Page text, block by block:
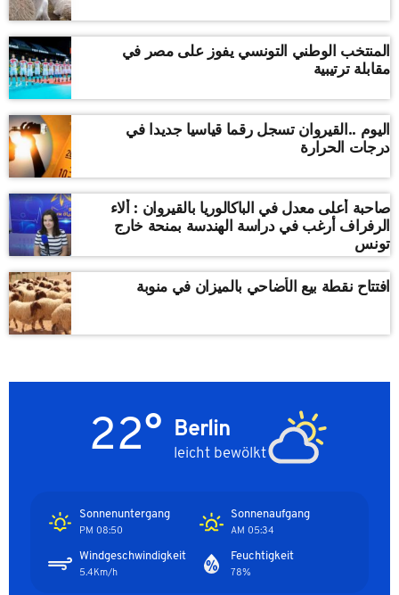
المنتخب الوطني التونسي يفوز على مصر في
مقابلة ترتيبية
اليوم ..القيروان تسجل رقما قياسيا جديدا في
درجات الحرارة
صاحبة أعلى معدل في الباكالوريا بالقيروان : ألاء
الرفراف أرغب في دراسة الهندسة بمنحة خارج
تونس
افتتاح نقطة بيع الأضاحي بالميزان في منوبة
Berlin
leicht bewölkt
22°
Sonnenaufgang
05:34 AM
Sonnenuntergang
08:50 PM
Feuchtigkeit
78%
Windgeschwindigkeit
5.4Km/h